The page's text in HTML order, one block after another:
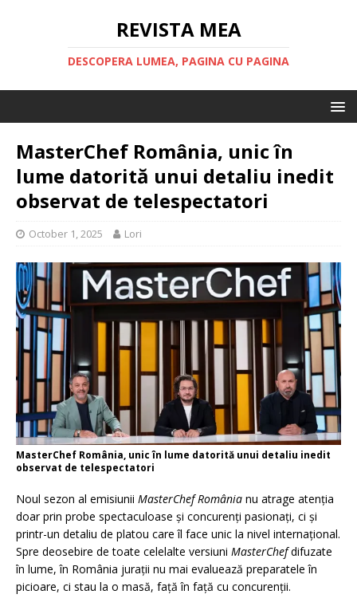
REVISTA MEA
DESCOPERA LUMEA, PAGINA CU PAGINA
MasterChef România, unic în
lume datorită unui detaliu inedit
observat de telespectatori
October 1, 2025 Lori
MasterChef România, unic în lume datorită unui detaliu inedit
observat de telespectatori
Noul sezon al emisiunii MasterChef România nu atrage atenția
doar prin probe spectaculoase și concurenți pasionați, ci și
printr-un detaliu de platou care îl face unic la nivel internațional.
Spre deosebire de toate celelalte versiuni MasterChefdifuzate
în lume, în România jurații nu mai evaluează preparatele în
picioare, ci stau la o masă, față în față cu concurenții.